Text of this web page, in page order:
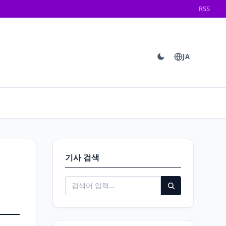
RSS
JA
기사 검색